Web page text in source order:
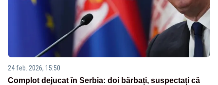
24 feb. 2026, 15:50
Complot dejucat în Serbia: doi bărbați, suspectați că